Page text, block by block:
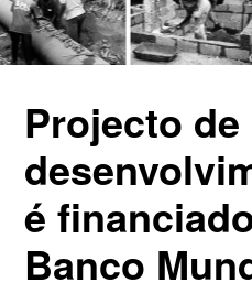
Projecto de
é
Banco